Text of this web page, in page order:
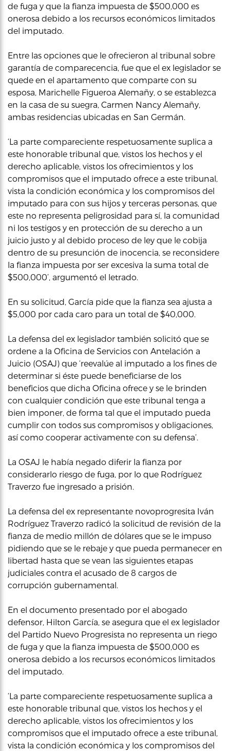
de fuga y que la fianza impuesta de $500,000 es
onerosa debido a los recursos económicos limitados
del imputado.
Entre las opciones que le ofrecieron al tribunal sobre
garantía de comparecencia, fue que el ex legislador se
quede en el apartamento que comparte con su
esposa, Marichelle Figueroa Alemañy, o se establezca
en la casa de su suegra, Carmen Nancy Alemañy,
ambas residencias ubicadas en San Germán.
‘La parte compareciente respetuosamente suplica a
este honorable tribunal que, vistos los hechos y el
derecho aplicable, vistos los ofrecimientos y los
compromisos que el imputado ofrece a este tribunal,
vista la condición económica y los compromisos del
imputado para con sus hijos y terceras personas, que
este no representa peligrosidad para sí, la comunidad
ni los testigos y en protección de su derecho a un
juicio justo y al debido proceso de ley que le cobija
dentro de su presunción de inocencia, se reconsidere
la fianza impuesta por ser excesiva la suma total de
$500,000’, argumentó el letrado.
En su solicitud, García pide que la fianza sea ajusta a
$5,000 por cada caro para un total de $40,000.
La defensa del ex legislador también solicitó que se
ordene a la Oficina de Servicios con Antelación a
Juicio (OSAJ) que ‘reevalúe al imputado a los fines de
determinar si éste puede beneficiarse de los
beneficios que dicha Oficina ofrece y se le brinden
con cualquier condición que este tribunal tenga a
bien imponer, de forma tal que el imputado pueda
cumplir con todos sus compromisos y obligaciones,
así como cooperar activamente con su defensa’.
La OSAJ le había negado diferir la fianza por
considerarlo riesgo de fuga, por lo que Rodríguez
Traverzo fue ingresado a prisión.
La defensa del ex representante novoprogresita Iván
Rodríguez Traverzo radicó la solicitud de revisión de la
fianza de medio millón de dólares que se le impuso
pidiendo que se le rebaje y que pueda permanecer en
libertad hasta que se vean las siguientes etapas
judiciales contra el acusado de 8 cargos de
corrupción gubernamental.
En el documento presentado por el abogado
defensor, Hilton García, se asegura que el ex legislador
del Partido Nuevo Progresista no representa un riego
de fuga y que la fianza impuesta de $500,000 es
onerosa debido a los recursos económicos limitados
del imputado.
‘La parte compareciente respetuosamente suplica a
este honorable tribunal que, vistos los hechos y el
derecho aplicable, vistos los ofrecimientos y los
compromisos que el imputado ofrece a este tribunal,
vista la condición económica y los compromisos del